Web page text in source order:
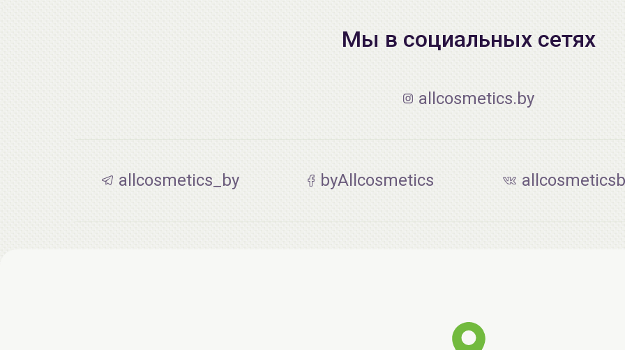
Мы в социальных сетях
allcosmetics.by
allcosmetics_by byAllcosmetics